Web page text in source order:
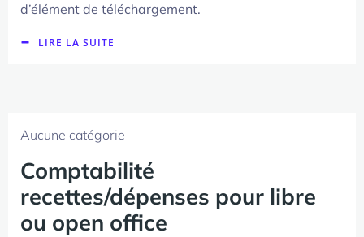
d’élément de téléchargement.
LIRE LA SUITE
Aucune catégorie
Comptabilité
recettes/dépenses pour libre
ou open office